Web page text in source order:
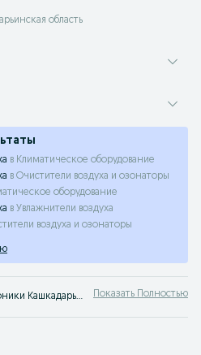
область
в Климатическое оборудование
в Очистители воздуха и озонаторы
оборудование
в Увлажнители воздуха
воздуха и озонаторы
увлажнитель — Продажа электроники Кашкадарьинская область ✔️ Большой выбор новых и б/у смартфонов, наушников и аксессуаров по выгодным ценам ☝ Проверенные предложения на OLX.uz Показать Полностью